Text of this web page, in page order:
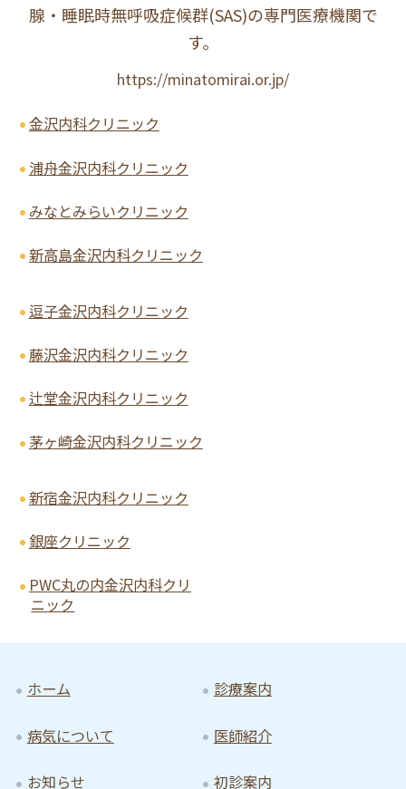
腺・睡眠時無呼吸症候群(SAS)の専門医療機関で
す。
https://minatomirai.or.jp/
金沢内科クリニック
浦舟金沢内科クリニック
みなとみらいクリニック
新高島金沢内科クリニック
逗子金沢内科クリニック
藤沢金沢内科クリニック
辻堂金沢内科クリニック
茅ヶ崎金沢内科クリニック
新宿金沢内科クリニック
銀座クリニック
PWC丸の内金沢内科クリ
ニック
ホーム 診療案内
病気について 医師紹介
お知らせ 初診案内